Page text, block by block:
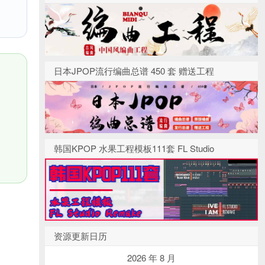
日本JPOP流行编曲总谱 450 套 赠送工程
韩国KPOP 水果工程模板111套 FL Studio
资源更新日历
2026 年 8 月